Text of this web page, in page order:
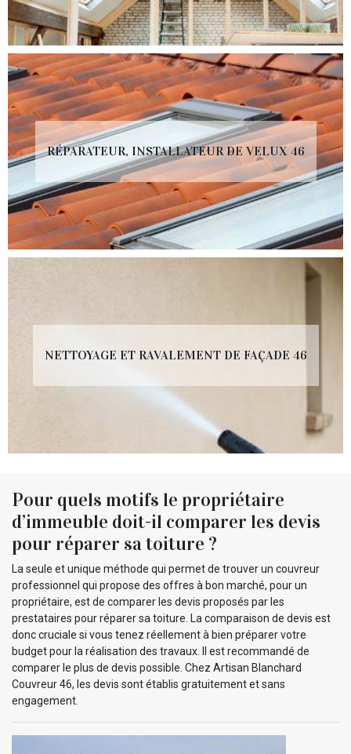
RÉPARATEUR, INSTALLATEUR DE VELUX 46
NETTOYAGE ET RAVALEMENT DE FAÇADE 46
Pour quels motifs le propriétaire
d’immeuble doit-il comparer les devis
pour réparer sa toiture ?
La seule et unique méthode qui permet de trouver un couvreur
professionnel qui propose des offres à bon marché, pour un
propriétaire, est de comparer les devis proposés par les
prestataires pour réparer sa toiture. La comparaison de devis est
donc cruciale si vous tenez réellement à bien préparer votre
budget pour la réalisation des travaux. Il est recommandé de
comparer le plus de devis possible. Chez Artisan Blanchard
Couvreur 46, les devis sont établis gratuitement et sans
engagement.